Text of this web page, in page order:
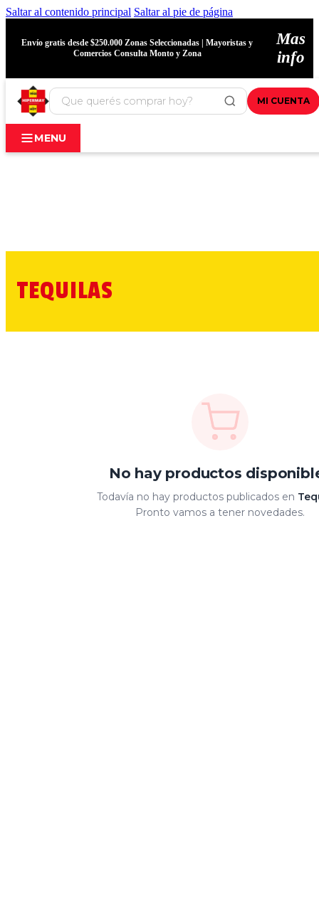
Saltar al contenido principal Saltar al pie de página
Envío gratis desde $250.000 Zonas Seleccionadas | Mayoristas y
Comercios Consulta Monto y Zona
Mas
info
MI CUENTA
MENU
TEQUILAS
No hay productos
Todavía no hay productos publicados en
Pronto vamos a tener novedades.